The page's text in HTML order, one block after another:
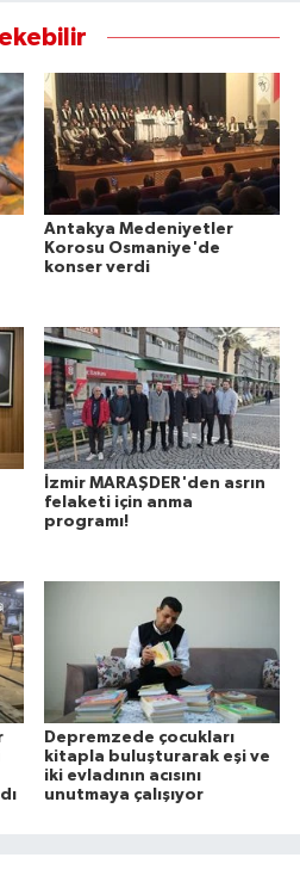
Antakya Medeniyetler
Korosu Osmaniye'de
konser verdi
İzmir MARAŞDER'den asrın
felaketi için anma
programı!
Depremzede çocukları
kitapla buluşturarak eşi ve
iki evladının acısını
unutmaya çalışıyor